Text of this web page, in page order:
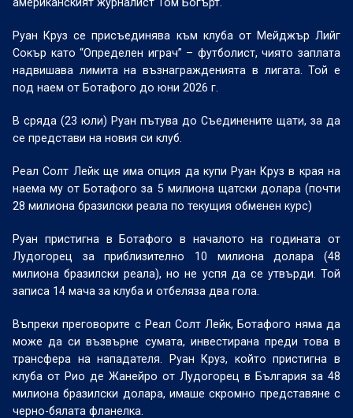
Руан Круз се присъединява към клуба от Мейджър Лийг
Сокър като “Определен играч” – футболист, чиято заплата
надвишава лимита на възнагражденията в лигата. Той е
под наем от Ботафого до юни 2026 г.
В сряда (23 юли) Руан пътува до Съединените щати, за да
се представи на новия си клуб.
Реал Солт Лейк ще има опция да купи Руан Круз в края на
наема му от Ботафого за 5 милиона щатски долара (почти
28 милиона бразилски реала по текущия обменен курс)
Руан пристигна в Ботафого в началото на годината от
Лудогорец за приблизително 10 милиона долара (48
милиона бразилски реала), но не успя да се утвърди. Той
записа 14 мача за клуба и отбеляза два гола.
Въпреки преговорите с Реал Солт Лейк, Ботафого няма да
може да си възвърне сумата, инвестирана преди това в
трансфера на нападателя. Руан Круз, който пристигна в
клуба от Рио де Жанейро от Лудогорец в България за 48
милиона бразилски долара, имаше скромно представяне с
черно-бялата фланелка.